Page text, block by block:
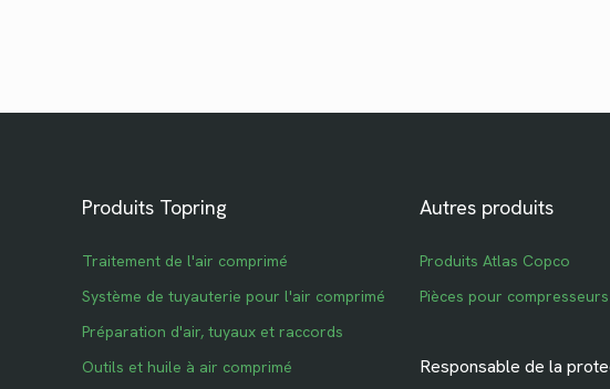
Produits Topring
Traitement de l'air comprimé
Système de tuyauterie pour l'air comprimé
Préparation d'air, tuyaux et raccords
Outils et huile à air comprimé
Autres produits
Produits Atlas Copco
Pièces pour compresseurs
Responsable de la